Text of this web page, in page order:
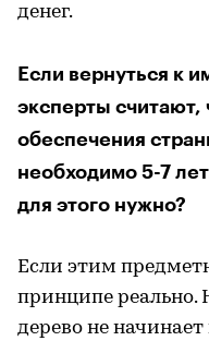
денег.
Если вернуться к
эксперты считают,
обеспечения
необходимо 5-7
для этого нужно?
Если этим
принципе реально.
дерево не